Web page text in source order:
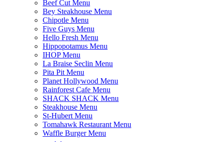
Beef Cut Menu
Bey Steakhouse Menu
Chipotle Menu
Five Guys Menu
Hello Fresh Menu
Hippopotamus Menu
IHOP Menu
La Braise Seclin Menu
Pita Pit Menu
Planet Hollywood Menu
Rainforest Cafe Menu
SHACK SHACK Menu
Steakhouse Menu
St-Hubert Menu
Tomahawk Restaurant Menu
Waffle Burger Menu